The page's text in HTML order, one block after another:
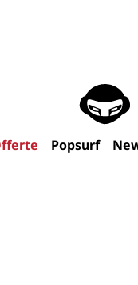
Popsurf